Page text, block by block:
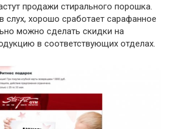
продажи стирального порошка.
слух, хорошо сработает сарафанное
можно сделать скидки на
в соответствующих отделах.